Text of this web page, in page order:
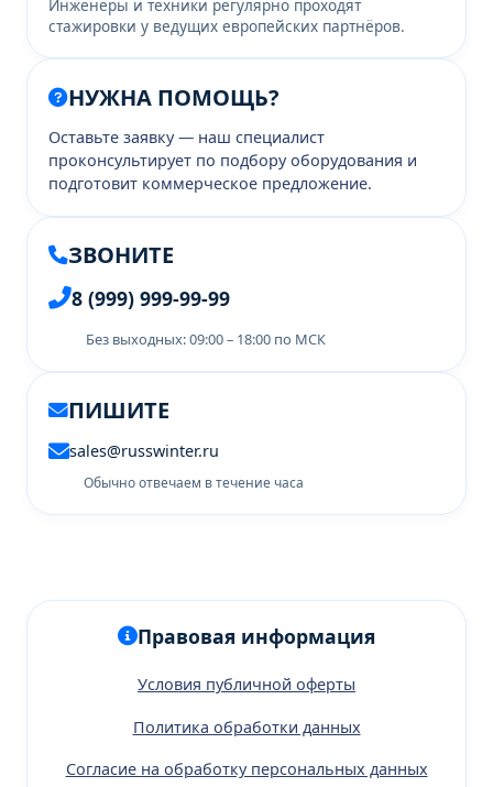
Инженеры и техники регулярно проходят
стажировки у ведущих европейских партнёров.
НУЖНА ПОМОЩЬ?
Оставьте заявку — наш специалист
проконсультирует по подбору оборудования и
подготовит коммерческое предложение.
ЗВОНИТЕ
8 (999) 999-99-99
Без выходных: 09:00 – 18:00 по МСК
ПИШИТЕ
sales@russwinter.ru
Обычно отвечаем в течение часа
Правовая информация
Условия публичной оферты
Политика обработки данных
Согласие на обработку персональных данных